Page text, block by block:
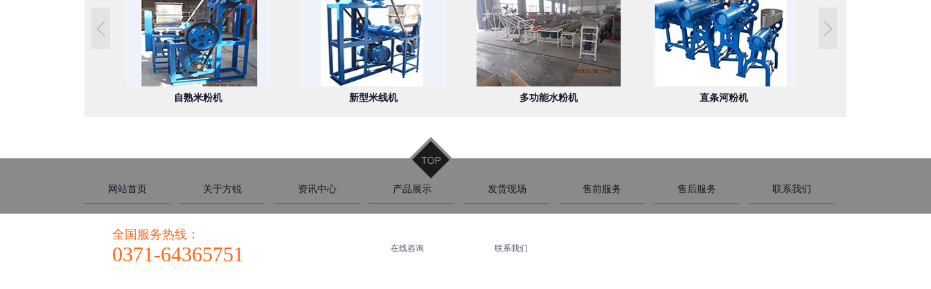
自熟米粉机 新型米线机 多功能水粉机 直条河粉机
网站首页 关于方锐 资讯中心 产品展示 发货现场 售前服务 售后服务 联系我们
全国服务热线：
0371-64365751 在线咨询 联系我们